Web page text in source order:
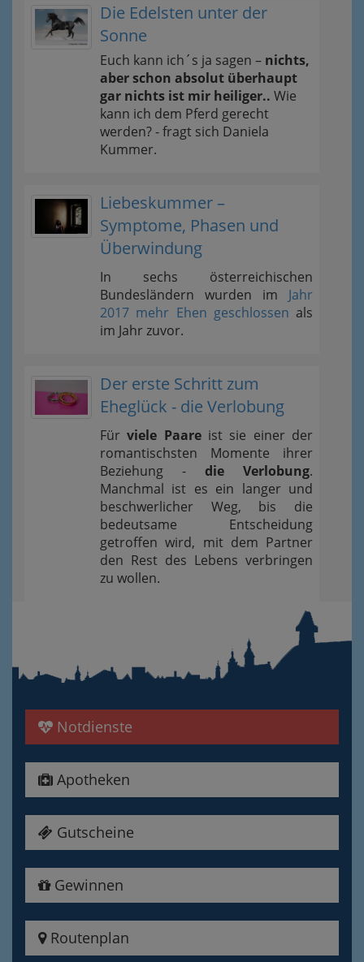
Die Edelsten unter der
Sonne
Euch kann ich´s ja sagen – nichts,
aber schon absolut überhaupt
gar nichts ist mir heiliger.. Wie
kann ich dem Pferd gerecht
werden? - fragt sich Daniela
Kummer.
Liebeskummer –
Symptome, Phasen und
Überwindung
In sechs österreichischen
Bundesländern wurden im Jahr
2017 mehr Ehen geschlossen als
im Jahr zuvor.
Der erste Schritt zum
Eheglück - die Verlobung
Fürviele Paareist sie einer der
romantischsten Momente ihrer
Beziehung - die Verlobung.
Manchmal ist es ein langer und
beschwerlicher Weg, bis die
bedeutsame Entscheidung
getroffen wird, mit dem Partner
den Rest des Lebens verbringen
zu wollen.
Notdienste
Apotheken
Gutscheine
Gewinnen
Routenplan